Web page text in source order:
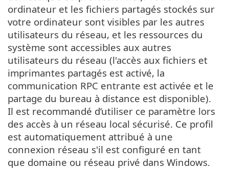
ordinateur et les fichiers partagés stockés sur
votre ordinateur sont visibles par les autres
utilisateurs du réseau, et les ressources du
système sont accessibles aux autres
utilisateurs du réseau (l'accès aux fichiers et
imprimantes partagés est activé, la
communication RPC entrante est activée et le
partage du bureau à distance est disponible).
Il est recommandé d’utiliser ce paramètre lors
des accès à un réseau local sécurisé. Ce profil
est automatiquement attribué à une
connexion réseau s'il est configuré en tant
que domaine ou réseau privé dans Windows.